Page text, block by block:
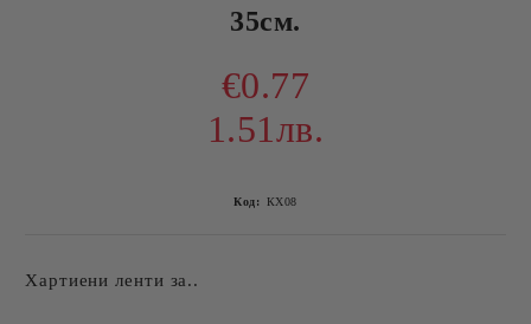
35см.
€0.77
1.51лв.
Код: КХ08
Хартиени ленти за..